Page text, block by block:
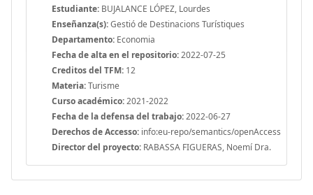
Estudiante: BUJALANCE LÓPEZ, Lourdes
Enseñanza(s):Gestió de Destinacions Turístiques
Departamento: Economia
Fecha de alta en el repositorio:2022-07-25
Creditos del TFM: 12
Materia:Turisme
Curso académico:2021-2022
Fecha de la defensa del trabajo:2022-06-27
Derechos de Accesso: info:eu-repo/semantics/openAccess
Director del proyecto: RABASSA FIGUERAS, Noemí Dra.